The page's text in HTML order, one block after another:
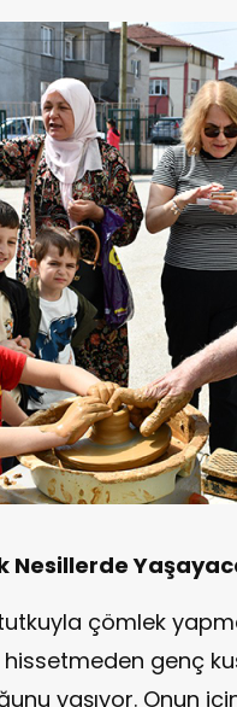
Nesillerde
tutkuyla çömlek
genç
yaşıyor. Onun